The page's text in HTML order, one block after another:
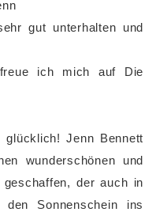
gut unterhalten und
ich mich auf Die
Jenn Bennett
wunderschönen und
geschaffen, der auch in
Sonnenschein ins